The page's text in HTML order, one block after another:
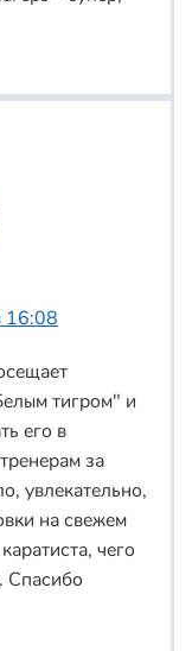
16:08
тигром" и
его в
за
увлекательно,
на свежем
чего
Спасибо